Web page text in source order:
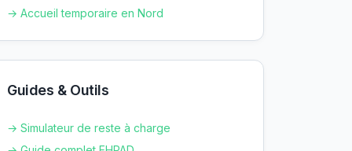
→ Accueil temporaire en Nord
Guides & Outils
→ Simulateur de reste à charge